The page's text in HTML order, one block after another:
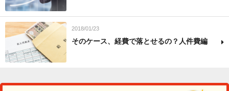
2018/01/23
そのケース、経費で落とせるの？人件費編